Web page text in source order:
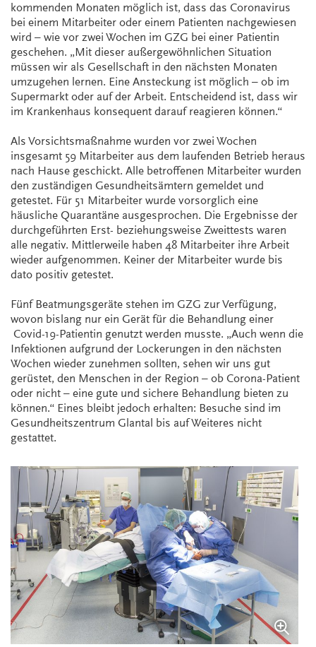
kommenden Monaten möglich ist, dass das Coronavirus
bei einem Mitarbeiter oder einem Patienten nachgewiesen
wird – wie vor zwei Wochen im GZG bei einer Patientin
geschehen. „Mit dieser außergewöhnlichen Situation
müssen wir als Gesellschaft in den nächsten Monaten
umzugehen lernen. Eine Ansteckung ist möglich – ob im
Supermarkt oder auf der Arbeit. Entscheidend ist, dass wir
im Krankenhaus konsequent darauf reagieren können.“
Als Vorsichtsmaßnahme wurden vor zwei Wochen
insgesamt 59 Mitarbeiter aus dem laufenden Betrieb heraus
nach Hause geschickt. Alle betroffenen Mitarbeiter wurden
den zuständigen Gesundheitsämtern gemeldet und
getestet. Für 51 Mitarbeiter wurde vorsorglich eine
häusliche Quarantäne ausgesprochen. Die Ergebnisse der
durchgeführten Erst- beziehungsweise Zweittests waren
alle negativ. Mittlerweile haben 48 Mitarbeiter ihre Arbeit
wieder aufgenommen. Keiner der Mitarbeiter wurde bis
dato positiv getestet.
Fünf Beatmungsgeräte stehen im GZG zur Verfügung,
wovon bislang nur ein Gerät für die Behandlung einer
Covid-19-Patientin genutzt werden musste. „Auch wenn die
Infektionen aufgrund der Lockerungen in den nächsten
Wochen wieder zunehmen sollten, sehen wir uns gut
gerüstet, den Menschen in der Region – ob Corona-Patient
oder nicht – eine gute und sichere Behandlung bieten zu
können.“ Eines bleibt jedoch erhalten: Besuche sind im
Gesundheitszentrum Glantal bis auf Weiteres nicht
gestattet.